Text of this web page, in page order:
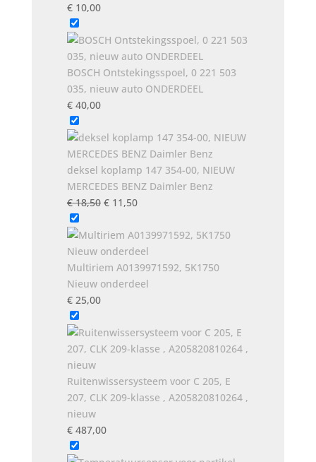
€10,00
BOSCH Ontstekingsspoel, 0 221 503
035, nieuw auto ONDERDEEL
€40,00
deksel koplamp 147 354-00, NIEUW
MERCEDES BENZ Daimler Benz
€18,50 Oorspronkelijke
was:
€ 18,50.
€11,50Huidige
is:
€ 11,50.
Multiriem A0139971592, 5K1750
Nieuw onderdeel
€25,00
Ruitenwissersysteem voor C 205, E
207, CLK 209-klasse , A205820810264 ,
nieuw
€487,00